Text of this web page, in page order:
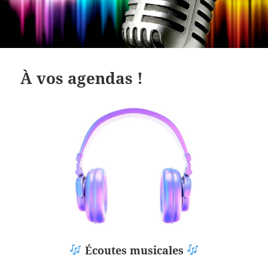
À vos agendas !
Écoutes musicales